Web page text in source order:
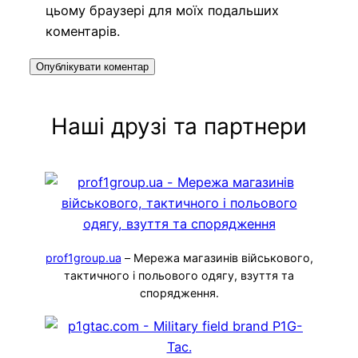
цьому браузері для моїх подальших
коментарів.
Наші друзі та партнери
prof1group.ua – Мережа магазинів військового,
тактичного і польового одягу, взуття та
спорядження.